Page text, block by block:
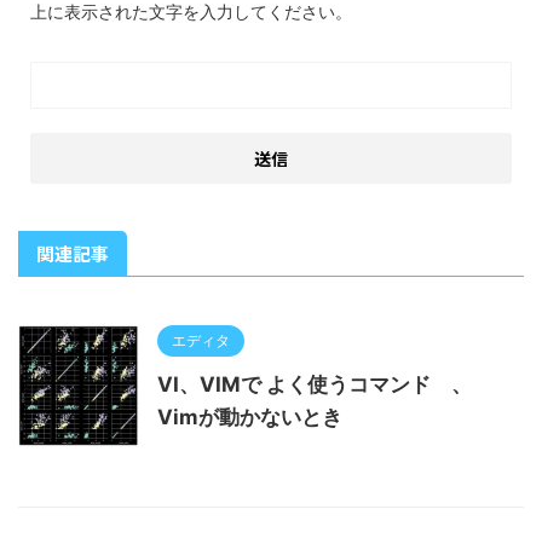
上に表示された文字を入力してください。
関連記事
エディタ
VI、VIMで よく使うコマンド 、
Vimが動かないとき